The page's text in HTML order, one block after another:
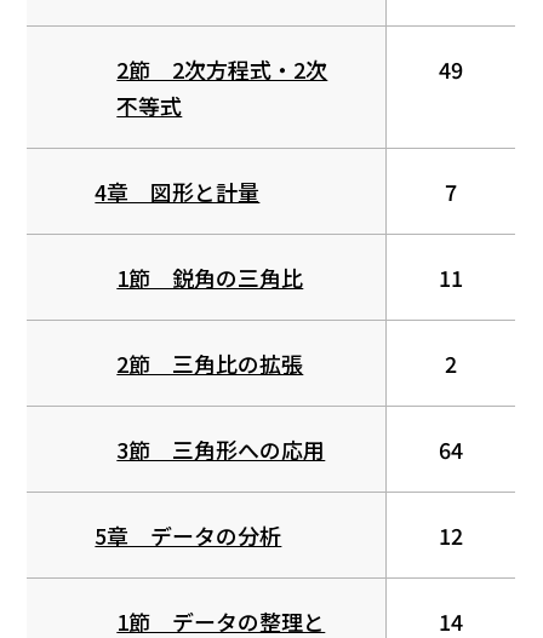
2節 2次方程式・2次
不等式
49
4章 図形と計量 7
1節 鋭角の三角比 11
2節 三角比の拡張 2
3節 三角形への応用 64
5章 データの分析 12
1節 データの整理と
14